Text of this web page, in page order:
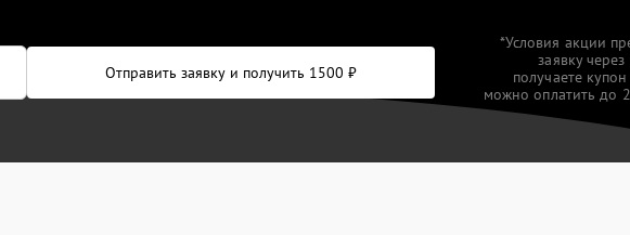
Отправить заявку и получить 1500 ₽
*Условия акции
заявку
получаете
можно оплатить до